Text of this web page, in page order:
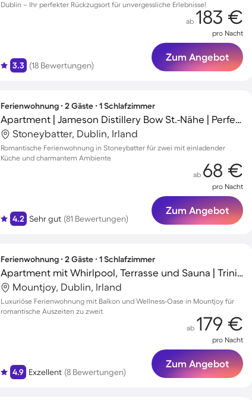
Dublin – Ihr perfekter Rückzugsort für unvergessliche Erlebnisse!
3.3 (18 Bewertungen)
ab 183 €
pro Nacht
Zum Angebot
Ferienwohnung ∙ 2 Gäste ∙ 1 Schlafzimmer
Apartment | Jameson Distillery Bow St.-Nähe | Perfekt für die Arbeit von Zuhause
Stoneybatter, Dublin, Irland
Romantische Ferienwohnung in Stoneybatter für zwei mit einladender
Küche und charmantem Ambiente
4.2 Sehr gut (81 Bewertungen)
ab 68 €
pro Nacht
Zum Angebot
Ferienwohnung ∙ 2 Gäste ∙ 1 Schlafzimmer
Apartment mit Whirlpool, Terrasse und Sauna | Trinity College Dublin-Nähe | Stadtblick | Perfekt für die Arbeit von Zuhause
Mountjoy, Dublin, Irland
Luxuriöse Ferienwohnung mit Balkon und Wellness-Oase in Mountjoy für
romantische Auszeiten zu zweit
4.9 Exzellent (8 Bewertungen)
ab 179 €
pro Nacht
Zum Angebot